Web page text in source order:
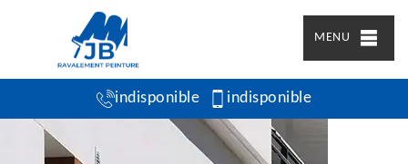
MENU
indisponible indisponible